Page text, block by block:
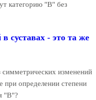
категорию "В" без
суставах - это та же
изменений
при определении степени
"В"?